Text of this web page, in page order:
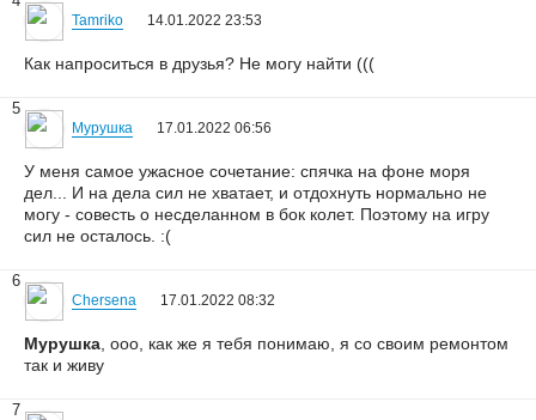
Tamriko 14.01.2022 23:53
Как напроситься в друзья? Не могу найти (((
5
Мурушка 17.01.2022 06:56
У меня самое ужасное сочетание: спячка на фоне моря
дел... И на дела сил не хватает, и отдохнуть нормально не
могу - совесть о несделанном в бок колет. Поэтому на игру
сил не осталось. :(
6
Chersena 17.01.2022 08:32
Мурушка , ооо, как же я тебя понимаю, я со своим ремонтом
так и живу
7